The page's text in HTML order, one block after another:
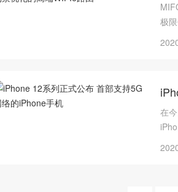
极
在